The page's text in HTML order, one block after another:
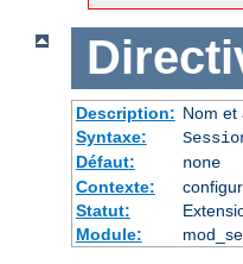
Description: Nom et
Syntaxe:
Défaut:
none
Contexte:
Statut:
Module: